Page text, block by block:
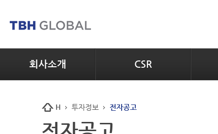
회사소개 CSR
H 투자정보 전자공고